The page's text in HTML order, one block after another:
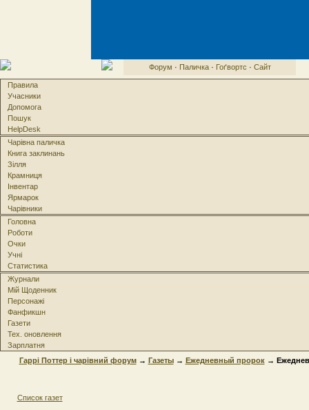
Форум · Паличка· Гоґвортс · Сайт
Правила
Учасники
Допомога
Пошук
HelpDesk
Чарівна паличка
Книга заклинань
Зілля
Крамниця
Інвентар
Ярмарок
Чарівники
Головна
Роботи
Очки
Учні
Статистика
Журнали
Мій Щоденник
Персонажі
Фанфикшн
Газети
Тех. оновлення
Зарплатня
Гаррі Поттер і чарівний форум→ Газеты→ Ежедневный пророк→
Список газет